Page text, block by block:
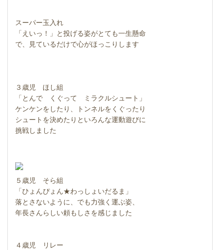
スーパー玉入れ
「えいっ！」と投げる姿がとても一生懸命
で、見ているだけで心がほっこりします
３歳児 ほし組
「とんで くぐって ミラクルシュート」
ケンケンをしたり、トンネルをくぐったり
シュートを決めたりといろんな運動遊びに
挑戦しました
５歳児 そら組
「ひょんぴょん★わっしょいだるま」
落とさないように、でも力強く運ぶ姿、
年長さんらしい頼もしさを感じました
４歳児 リレー